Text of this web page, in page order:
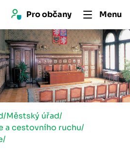
Pro občany Menu
/Městský úřad/
a cestovního ruchu/
/